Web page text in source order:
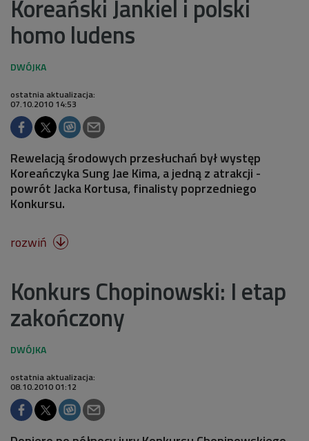
Koreański Jankiel i polski
homo ludens
ostatnia aktualizacja:
07.10.2010 14:53
Rewelacją środowych przesłuchań był występ
Koreańczyka Sung Jae Kima, a jedną z atrakcji -
powrót Jacka Kortusa, finalisty poprzedniego
Konkursu.
rozwiń 
Konkurs Chopinowski: I etap
zakończony
ostatnia aktualizacja:
08.10.2010 01:12